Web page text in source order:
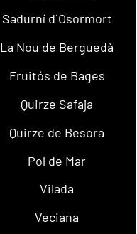
Sadurní d´Osormort
La Nou de Berguedà
Fruitós de Bages
Quirze Safaja
Quirze de Besora
Pol de Mar
Vilada
Veciana